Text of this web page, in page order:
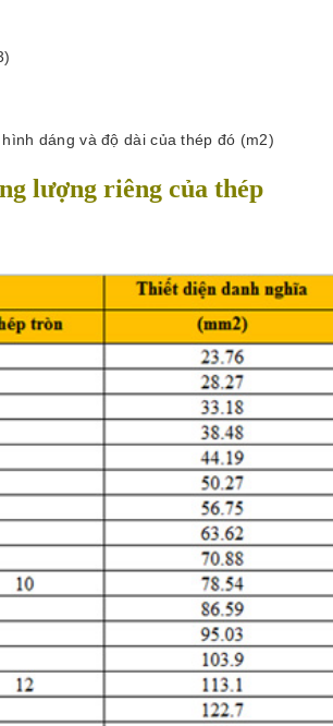
dáng và độ dài của thép đó (m2)
lượng riêng của thép